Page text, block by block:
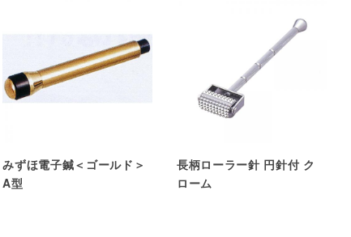
みずほ電子鍼＜ゴールド＞
A型
長柄ローラー針 円針付 ク
ローム